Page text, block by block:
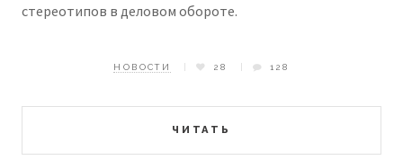
стереотипов в деловом обороте.
ЧИТАТЬ
НОВОСТИ 28 128